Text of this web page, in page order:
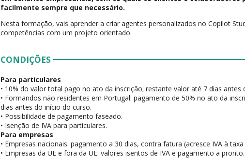
facilmente sempre que necessário.
Nesta formação, vais aprender a criar agentes personalizados no Copilot
competências com um projeto orientado.
CONDIÇÕES
Para particulares
• 10% do valor total pago no ato da inscrição; restante valor até 7 dias antes
• Formandos não residentes em Portugal: pagamento de 50% no ato da
dias antes do início do curso.
• Possibilidade de pagamento faseado.
• Isenção de IVA para particulares.
Para empresas
• Empresas nacionais: pagamento a 30 dias, contra fatura (acresce IVA à
• Empresas da UE e fora da UE: valores isentos de IVA e pagamento a pronto.